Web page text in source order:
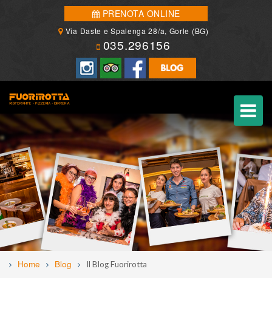
PRENOTA ONLINE
Via Daste e Spalenga 28/a, Gorle (BG)
035.296156
Home Blog Il Blog Fuorirotta